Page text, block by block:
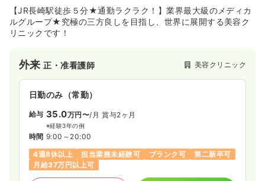
【JR長崎駅徒歩５分★通勤ラクラク！】業界最大級のメディカ
ルグループ★究極の三方良しを目指し、世界に展開する美容ク
リニックです！
外来正・准看護師 美容クリニック
日勤のみ（常勤）
給与 35.0万円〜/月 賞与2ヶ月
※経験3年の例
時間 9:00～20:00
4週8休以上
担当業務未経験可 ブランク可
第二新卒可
月給37万円以上可